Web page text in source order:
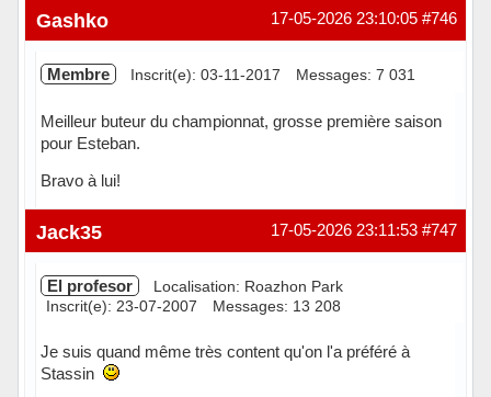
Hors ligne #746
17-05-2026 23:10:05
Gashko
Membre Inscrit(e): 03-11-2017 Messages: 7 031
Meilleur buteur du championnat, grosse première saison
pour Esteban.
Bravo à lui!
Hors ligne #747
17-05-2026 23:11:53
Jack35
El profesor
Localisation: Roazhon Park
Inscrit(e): 23-07-2007
Messages: 13 208
Je suis quand même très content qu'on l'a préféré à
Stassin